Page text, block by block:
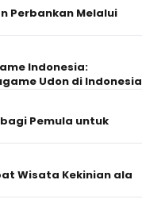
Perbankan Melalui
Indonesia:
Udon di Indonesia
Pemula untuk
Wisata Kekinian ala